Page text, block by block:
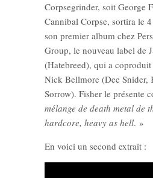
Corpsegrinder, soit George
Cannibal Corpse, sortira le
son premier album chez
Group, le nouveau label de
(Hatebreed), qui a coproduit
Nick Bellmore (Dee Snider,
Sorrow). Fisher le présente
mélange de death metal de
hardcore, heavy as hell. »
En voici un second extrait :